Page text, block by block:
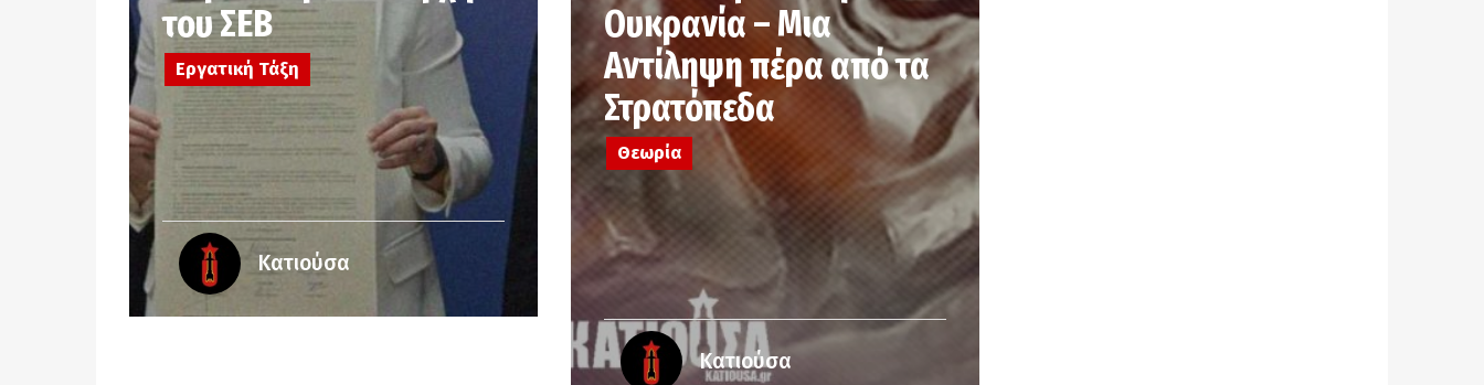
του ΣΕΒ
Εργατική Τάξη
Κατιούσα
Ουκρανία – Μια
Αντίληψη πέρα από τα
Στρατόπεδα
Θεωρία
Κατιούσα